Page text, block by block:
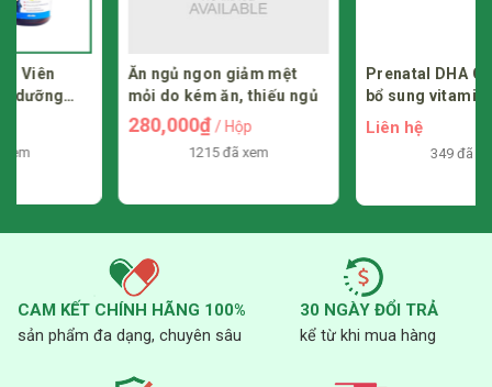
Ăn ngủ ngon giảm mệt
mỏi do kém ăn, thiếu ngủ
/ Hộp
Prenatal DHA Gold giúp
bổ sung vitamin và
khoáng chất trong giai
CAM KẾT CHÍNH HÃNG 100%
sản phẩm đa dạng, chuyên sâu
30 NGÀY ĐỔI TRẢ
kể từ khi mua hàng